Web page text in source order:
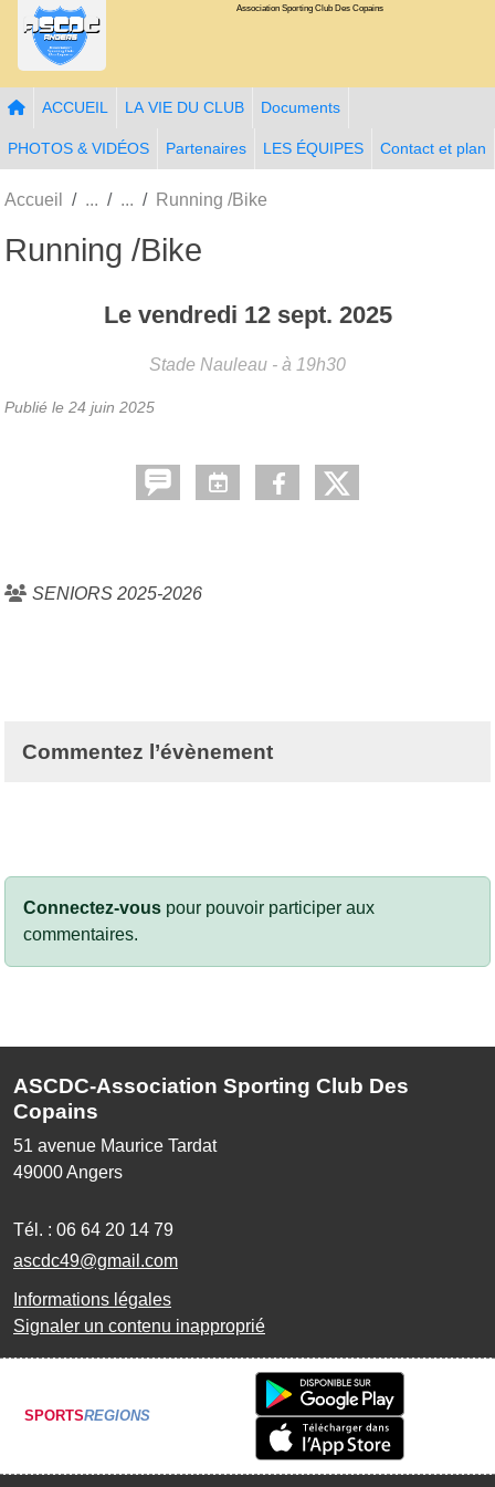
Association Sporting Club Des Copains
ACCUEIL LA VIE DU CLUB Documents
PHOTOS & VIDÉOS Partenaires LES ÉQUIPES Contact et plan
Accueil Running /Bike
Running /Bike
Le vendredi 12 sept. 2025
Stade Nauleau - à 19h30
Publié le 24 juin 2025
SENIORS 2025-2026
Commentez l’évènement
Connectez-vous pour pouvoir participer aux
commentaires.
ASCDC-Association Sporting Club Des
Copains
51 avenue Maurice Tardat
49000Angers
Tél. : 06 64 20 14 79
ascdc49@gmail.com
Informations légales
Signaler un contenu inapproprié
SPORTSREGIONS
Panneau de gestion des cookies